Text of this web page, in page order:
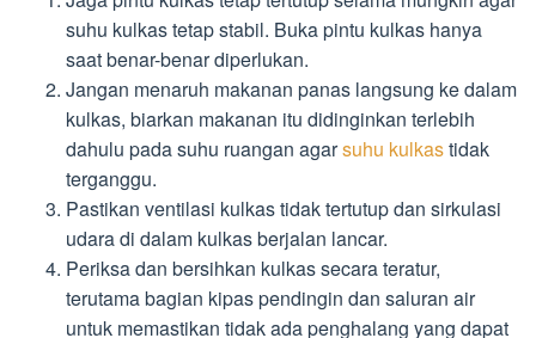
suhu kulkas tetap stabil. Buka pintu kulkas hanya
saat benar-benar diperlukan.
Jangan menaruh makanan panas langsung ke dalam
kulkas, biarkan makanan itu didinginkan terlebih
dahulu pada suhu ruangan agarsuhu kulkastidak
terganggu.
Pastikan ventilasi kulkas tidak tertutup dan sirkulasi
udara di dalam kulkas berjalan lancar.
Periksa dan bersihkan kulkas secara teratur,
terutama bagian kipas pendingin dan saluran air
untuk memastikan tidak ada penghalang yang dapat